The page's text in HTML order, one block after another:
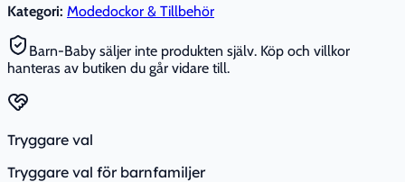
Kategori: Modedockor & Tillbehör
Barn-Baby säljer inte produkten själv. Köp och villkor
hanteras av butiken du går vidare till.
Tryggare val
Tryggare val för barnfamiljer